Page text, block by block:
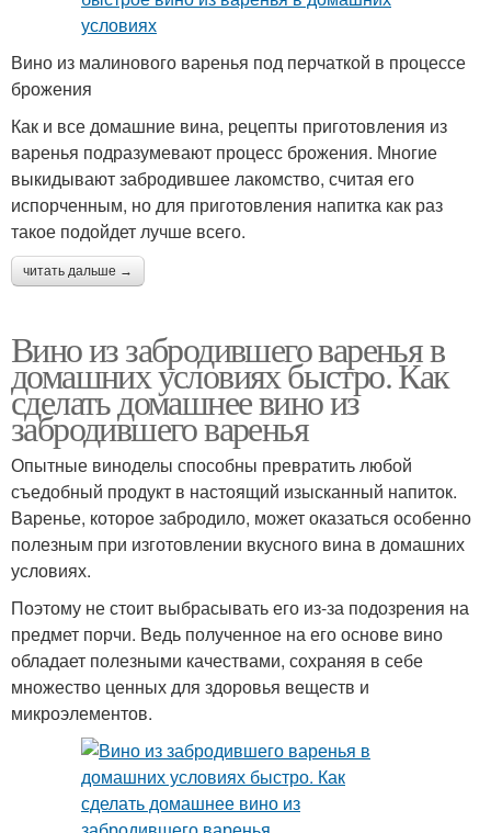
Вино из малинового варенья под перчаткой в процессе
брожения
Как и все домашние вина, рецепты приготовления из
варенья подразумевают процесс брожения. Многие
выкидывают забродившее лакомство, считая его
испорченным, но для приготовления напитка как раз
такое подойдет лучше всего.
читать дальше →
Вино из забродившего варенья в
домашних условиях быстро. Как
сделать домашнее вино из
забродившего варенья
Опытные виноделы способны превратить любой
съедобный продукт в настоящий изысканный напиток.
Варенье, которое забродило, может оказаться особенно
полезным при изготовлении вкусного вина в домашних
условиях.
Поэтому не стоит выбрасывать его из-за подозрения на
предмет порчи. Ведь полученное на его основе вино
обладает полезными качествами, сохраняя в себе
множество ценных для здоровья веществ и
микроэлементов.